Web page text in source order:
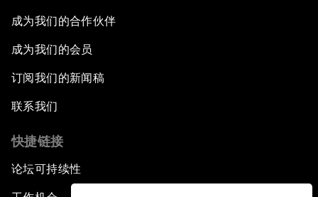
成为我们的合作伙伴
成为我们的会员
订阅我们的新闻稿
联系我们
快捷链接
论坛可持续性